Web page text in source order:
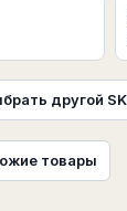
другой
товары